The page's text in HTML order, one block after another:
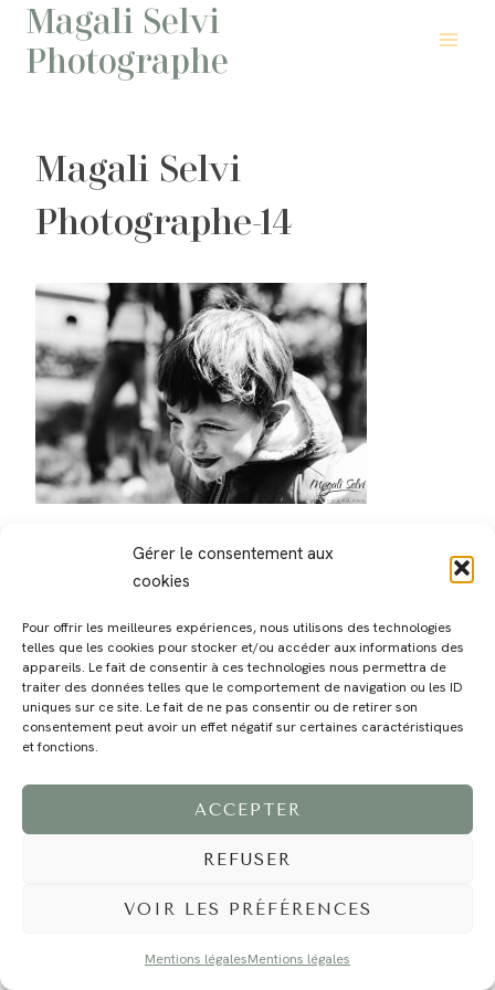
Gérer le consentement aux
cookies
Pour offrir les meilleures expériences, nous utilisons des technologies
telles que les cookies pour stocker et/ou accéder aux informations des
appareils. Le fait de consentir à ces technologies nous permettra de
traiter des données telles que le comportement de navigation ou les ID
uniques sur ce site. Le fait de ne pas consentir ou de retirer son
consentement peut avoir un effet négatif sur certaines caractéristiques
et fonctions.
ACCEPTER
REFUSER
VOIR LES PRÉFÉRENCES
Mentions légalesMentions légales
Aller
contenu
Magali Selvi
Photographe
Magali Selvi
Photographe-14
MAGALI PRESTATIONS YOGA VOYAGE BLOG CONTACT
©2024 EI Magali Selvi - Photographe Famille et Mariage - Nice - Côte d'Azur -